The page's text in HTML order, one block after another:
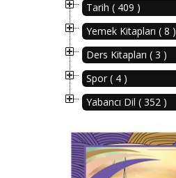
Tarih ( 409 )
Yemek Kitapları ( 8 )
Ders Kitapları ( 3 )
Spor ( 4 )
Yabancı Dil ( 352 )